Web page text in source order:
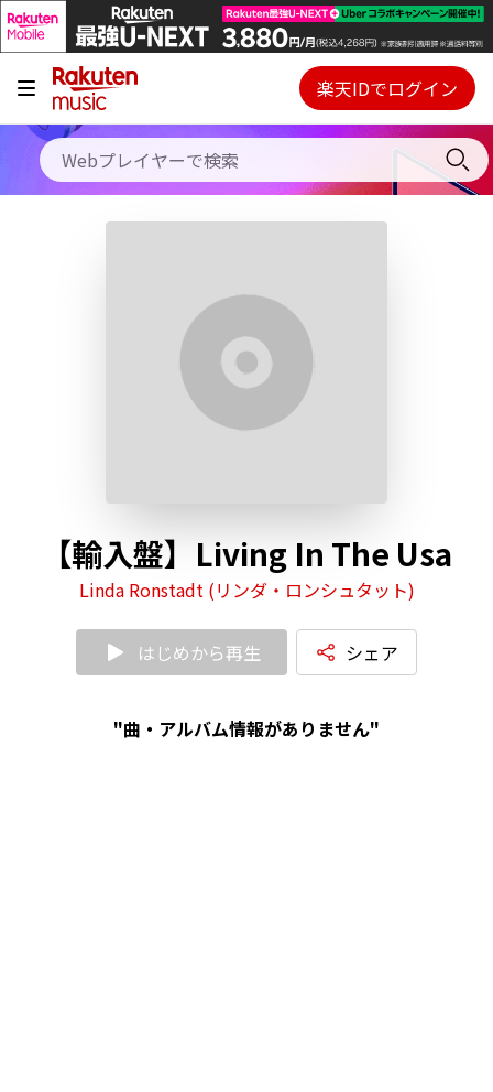
キャンペーン
料金プラン
使い方
Webプレイヤー
ご契約内容の確認・変更
楽天IDでログイン
【輸入盤】Living In The Usa
Linda Ronstadt (リンダ・ロンシュタット)
はじめから再生 シェア
"曲・アルバム情報がありません"